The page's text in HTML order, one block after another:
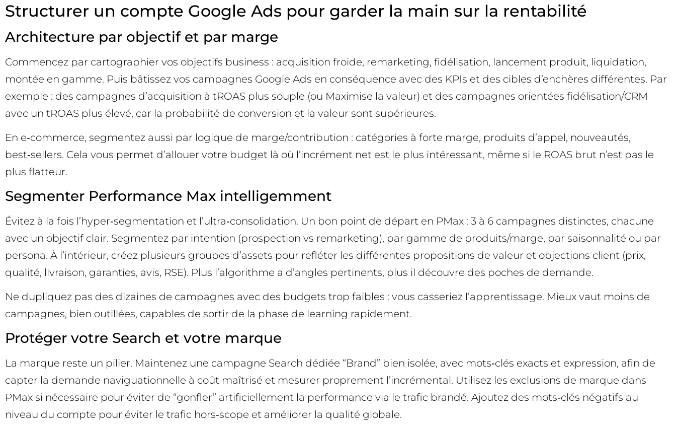
Structurer un compte Google Ads pour garder la main sur la rentabilité
Architecture par objectif et par marge
Commencez par cartographier vos objectifs business : acquisition froide, remarketing, fidélisation, lancement produit, liquidation,
montée en gamme. Puis bâtissez vos campagnes Google Ads en conséquence avec des KPIs et des cibles d’enchères différentes. Par
exemple : des campagnes d’acquisition à tROAS plus souple (ou Maximise la valeur) et des campagnes orientées fidélisation/CRM
avec un tROAS plus élevé, car la probabilité de conversion et la valeur sont supérieures.
En e‑commerce, segmentez aussi par logique de marge/contribution : catégories à forte marge, produits d’appel, nouveautés,
best‑sellers. Cela vous permet d’allouer votre budget là où l’incrément net est le plus intéressant, même si le ROAS brut n’est pas le
plus flatteur.
Segmenter Performance Max intelligemment
Évitez à la fois l’hyper‑segmentation et l’ultra‑consolidation. Un bon point de départ en PMax : 3 à 6 campagnes distinctes, chacune
avec un objectif clair. Segmentez par intention (prospection vs remarketing), par gamme de produits/marge, par saisonnalité ou par
persona. À l’intérieur, créez plusieurs groupes d’assets pour refléter les différentes propositions de valeur et objections client (prix,
qualité, livraison, garanties, avis, RSE). Plus l’algorithme a d’angles pertinents, plus il découvre des poches de demande.
Ne dupliquez pas des dizaines de campagnes avec des budgets trop faibles : vous casseriez l’apprentissage. Mieux vaut moins de
campagnes, bien outillées, capables de sortir de la phase de learning rapidement.
Protéger votre Search et votre marque
La marque reste un pilier. Maintenez une campagne Search dédiée “Brand” bien isolée, avec mots‑clés exacts et expression, afin de
capter la demande naviguationnelle à coût maîtrisé et mesurer proprement l’incrémental. Utilisez les exclusions de marque dans
PMax si nécessaire pour éviter de “gonfler” artificiellement la performance via le trafic brandé. Ajoutez des mots‑clés négatifs au
niveau du compte pour éviter le trafic hors‑scope et améliorer la qualité globale.